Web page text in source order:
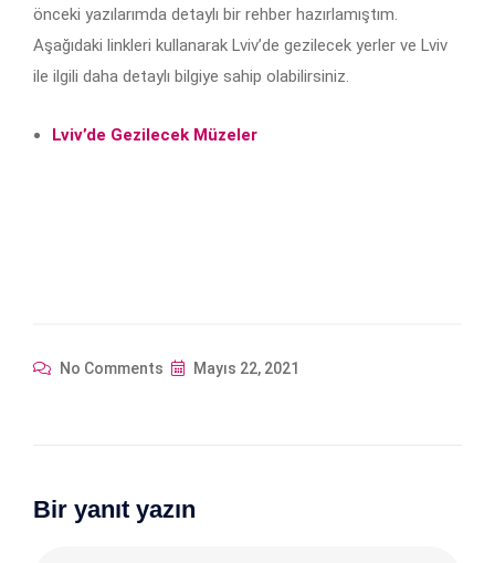
önceki yazılarımda detaylı bir rehber hazırlamıştım.
Aşağıdaki linkleri kullanarak Lviv’de gezilecek yerler ve Lviv
ile ilgili daha detaylı bilgiye sahip olabilirsiniz.
Lviv’de Gezilecek Müzeler
No Comments Mayıs 22, 2021
Bir yanıt yazın